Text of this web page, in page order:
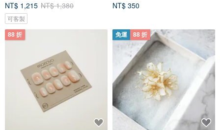
NT$ 1,215 NT$ 1,380
可客製
NT$ 350
88 折 免運 88 折